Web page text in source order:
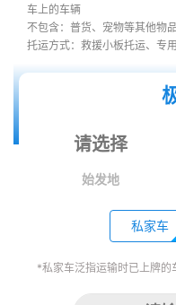
车上的车辆
不包含：普货、宠物等其他物品
托运方式：救援小板托运、专
始发地
私家车
*私家车泛指运输时已上牌的